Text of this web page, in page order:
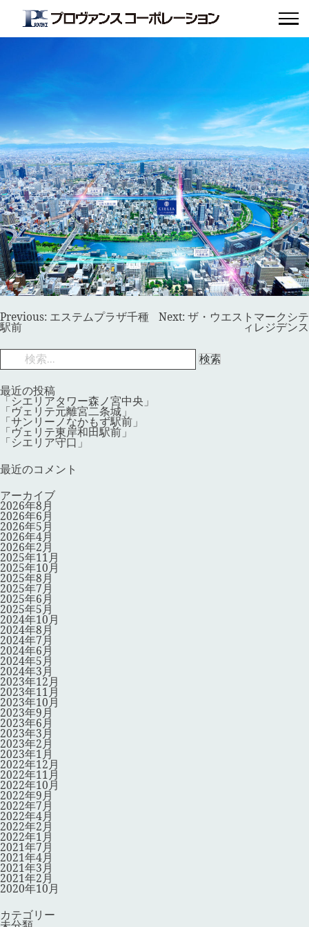
投
稿
ナ
ビ
ー
ョ
ン
Previous: エステムプラザ千種
駅前
Next: ザ・ウエストマークシテ
ィレジデンス
検
最近の投稿
「シエリアタワー森ノ宮中央」
「ヴェリテ元離宮二条城」
「サンリーノなかもず駅前」
「ヴェリテ東岸和田駅前」
「シエリア守口」
最近のコメント
アーカイブ
2026年8月
2026年6月
2026年5月
2026年4月
2026年2月
2025年11月
2025年10月
2025年8月
2025年7月
2025年6月
2025年5月
2024年10月
2024年8月
2024年7月
2024年6月
2024年5月
2024年3月
2023年12月
2023年11月
2023年10月
2023年9月
2023年6月
2023年3月
2023年2月
2023年1月
2022年12月
2022年11月
2022年10月
2022年9月
2022年7月
2022年4月
2022年2月
2022年1月
2021年7月
2021年4月
2021年3月
2021年2月
2020年10月
カテゴリー